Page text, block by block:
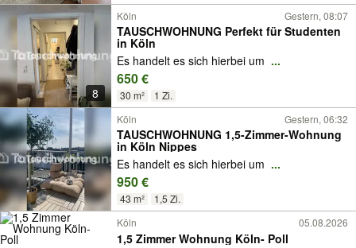
8
Köln Gestern, 08:07
TAUSCHWOHNUNG Perfekt für Studenten
in Köln
Es handelt es sich hierbei um ...
650 €
30 m²
1 Zi.
Köln
Gestern, 06:32
TAUSCHWOHNUNG 1,5-Zimmer-Wohnung
in Köln Nippes
Es handelt es sich hierbei um ...
950 €
43 m²
1,5 Zi.
Köln
05.08.2026
1,5 Zimmer Wohnung Köln- Poll